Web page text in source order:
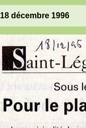
18 décembre 1996